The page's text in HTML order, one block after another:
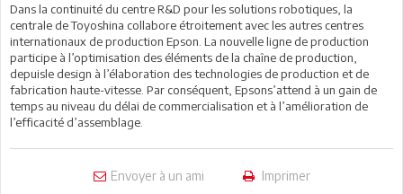
Dans la continuité du centre R&D pour les solutions robotiques, la
centrale de Toyoshina collabore étroitement avec les autres centres
internationaux de production Epson. La nouvelle ligne de production
participe à l’optimisation des éléments de la chaîne de production,
depuisle design à l’élaboration des technologies de production et de
fabrication haute-vitesse. Par conséquent, Epsons’attend à un gain de
temps au niveau du délai de commercialisation et à l’amélioration de
l’efficacité d’assemblage.
Envoyer à un ami Imprimer